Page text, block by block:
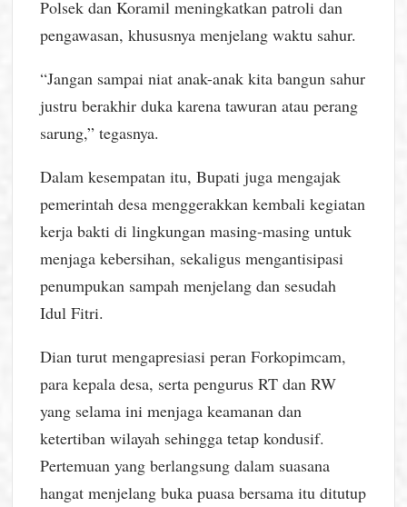
Polsek dan Koramil meningkatkan patroli dan
pengawasan, khususnya menjelang waktu sahur.
“Jangan sampai niat anak-anak kita bangun sahur
justru berakhir duka karena tawuran atau perang
sarung,” tegasnya.
Dalam kesempatan itu, Bupati juga mengajak
pemerintah desa menggerakkan kembali kegiatan
kerja bakti di lingkungan masing-masing untuk
menjaga kebersihan, sekaligus mengantisipasi
penumpukan sampah menjelang dan sesudah
Idul Fitri.
Dian turut mengapresiasi peran Forkopimcam,
para kepala desa, serta pengurus RT dan RW
yang selama ini menjaga keamanan dan
ketertiban wilayah sehingga tetap kondusif.
Pertemuan yang berlangsung dalam suasana
hangat menjelang buka puasa bersama itu ditutup